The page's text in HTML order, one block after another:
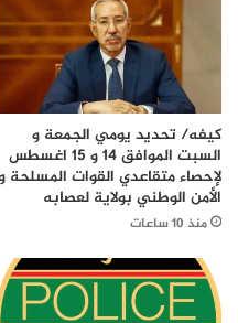
كيفه/ تحديد يومي الجمعة و
السبت الموافق 14 و 15 اغسطس
لإحصاء متقاعدي القوات المسلحة
الأمن الوطني بولاية لعصابه
منذ 10 ساعات